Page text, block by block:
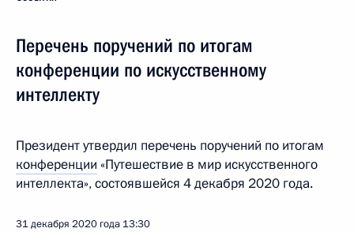
Перечень поручений по итогам
конференции по искусственному
интеллекту
Президент утвердил перечень поручений по итогам
конференции «Путешествие в мир искусственного
интеллекта», состоявшейся 4 декабря 2020 года.
31 декабря 2020 года 13:30